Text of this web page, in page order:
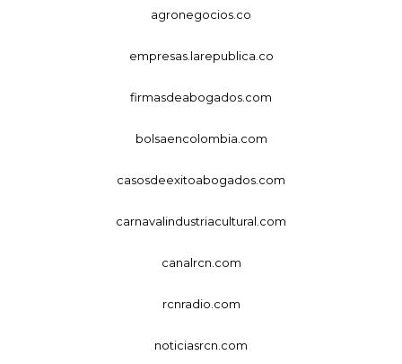
agronegocios.co
empresas.larepublica.co
firmasdeabogados.com
bolsaencolombia.com
casosdeexitoabogados.com
carnavalindustriacultural.com
canalrcn.com
rcnradio.com
noticiasrcn.com